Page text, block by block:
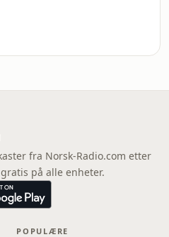
fra Norsk-Radio.com etter
på alle enheter.
POPULÆRE